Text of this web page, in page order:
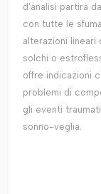
d’analisi partirà
con tutte le
alterazioni lineari
solchi o
offre indicazioni
problemi di
gli eventi
sonno-veglia.